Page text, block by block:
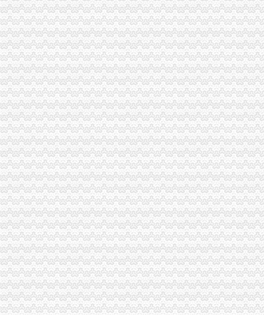
进出口货物收发货人报关注册登记须知-经验分享-中国物流人论坛锦
进出口货物收发货人注册登记的相关知识有哪些-律知识|华律网（
进出口货物收发货人报关注册登记须知|进口报关百科|诺金报关咨询热
进出口货物收发货人换证
进出口货物收发货人（一般进出口企业）注册登记变更、换证和注销-
进出口货物收发货人（一般进出口企业）注册登记泛珠三角合作信息网
进出口货物收发货人（一般进出口企业）注册登记变更、换证和注销-
进出口货物收发货人报关注册登记须知-资讯频道-中国物流交易中心
进出口货物收发货人（一般进出口企业）注册登记-报关员资格-无
进出口货物收发货人注册登记须知
进出口货物收发货人注销登记